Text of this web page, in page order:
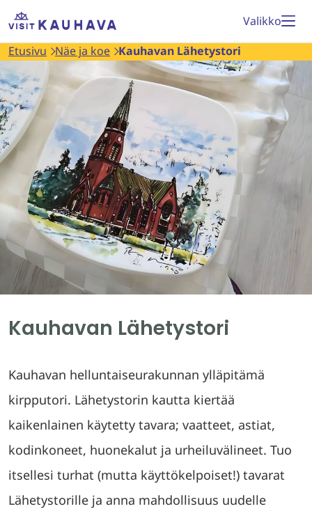
Siirry
Etusivu
Valikko
Etusivu Näe ja koe Kauhavan Lähetystori
Kauhavan Lähetystori
Kauhavan helluntaiseurakunnan ylläpitämä
kirpputori. Lähetystorin kautta kiertää
kaikenlainen käytetty tavara; vaatteet, astiat,
kodinkoneet, huonekalut ja urheiluvälineet. Tuo
itsellesi turhat (mutta käyttökelpoiset!) tavarat
Lähetystorille ja anna mahdollisuus uudelle